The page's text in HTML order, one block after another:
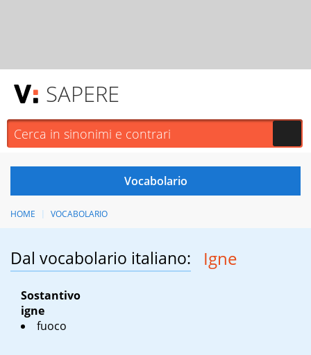
SAPERE
HOME VOCABOLARIO
Dal vocabolario italiano: Igne
Sostantivo
igne
fuoco